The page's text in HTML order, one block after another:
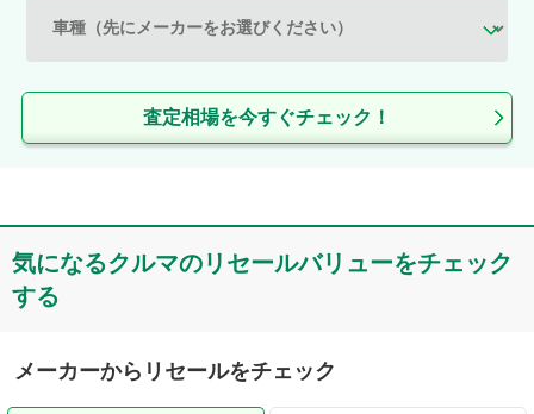
査定相場を今すぐチェック！
気になるクルマのリセールバリューをチェック
する
メーカーからリセールをチェック